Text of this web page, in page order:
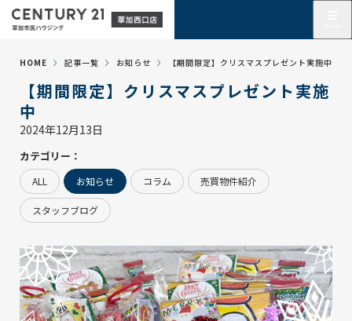
HOME 記事一覧 お知らせ 【期間限定】クリスマスプレゼント実施中
【期間限定】クリスマスプレゼント実施
中
2024年12月13日
カテゴリー：
ALL お知らせ コラム 売買物件紹介
スタッフブログ